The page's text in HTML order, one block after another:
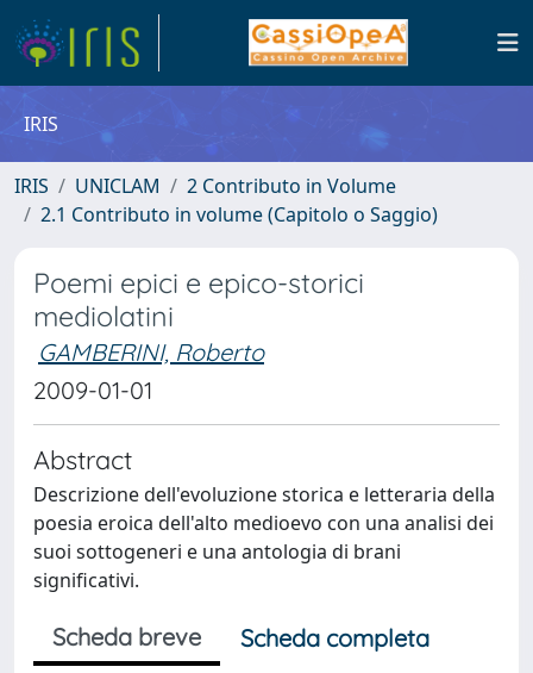
IRIS
IRIS UNICLAM
2 Contributo in Volume
2.1 Contributo in volume (Capitolo o Saggio)
Poemi epici e epico-storici
mediolatini
GAMBERINI, Roberto
2009-01-01
Abstract
Descrizione dell'evoluzione storica e letteraria della
poesia eroica dell'alto medioevo con una analisi dei
suoi sottogeneri e una antologia di brani
significativi.
Scheda breve
Scheda completa